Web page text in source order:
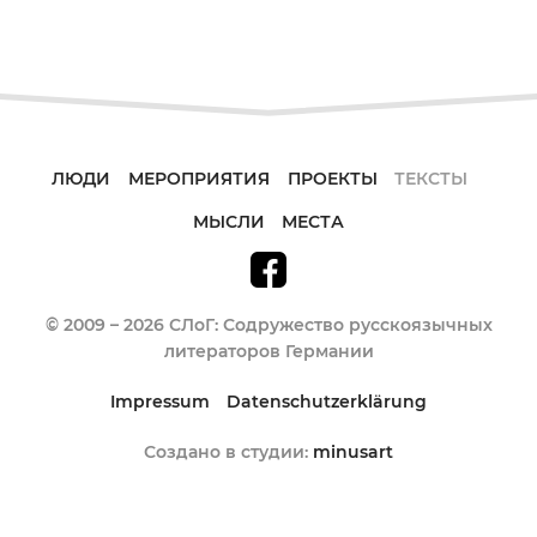
ЛЮДИ МЕРОПРИЯТИЯ ПРОЕКТЫ
ТЕКСТЫ
МЫСЛИ
МЕСТА
© 2009 – 2026 СЛоГ: Содружество русскоязычных
литераторов Германии
Impressum Datenschutzerklärung
Создано в студии: minusart